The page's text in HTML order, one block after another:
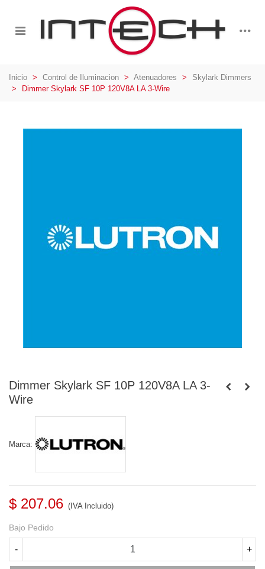
Inicio > Control de Iluminacion > Atenuadores >
Skylark Dimmers
>
Dimmer Skylark SF 10P 120V8A LA 3-Wire
Dimmer Skylark SF 10P 120V8A LA 3-
Wire
Marca:
$ 207.06 (IVA Incluido)
Bajo Pedido
- +